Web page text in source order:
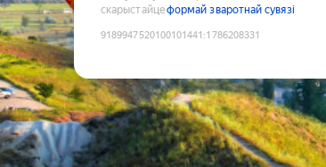
скарыстайцеформай зваротнай сувязі
9189947520100101441 :1786208331